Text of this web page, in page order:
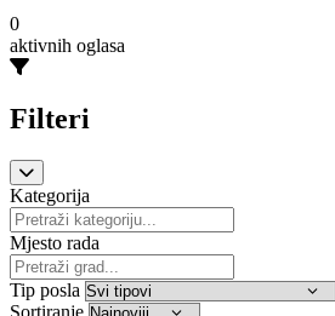
0
aktivnih oglasa
Filteri
Kategorija
Mjesto rada
Tip posla
Sortiranje